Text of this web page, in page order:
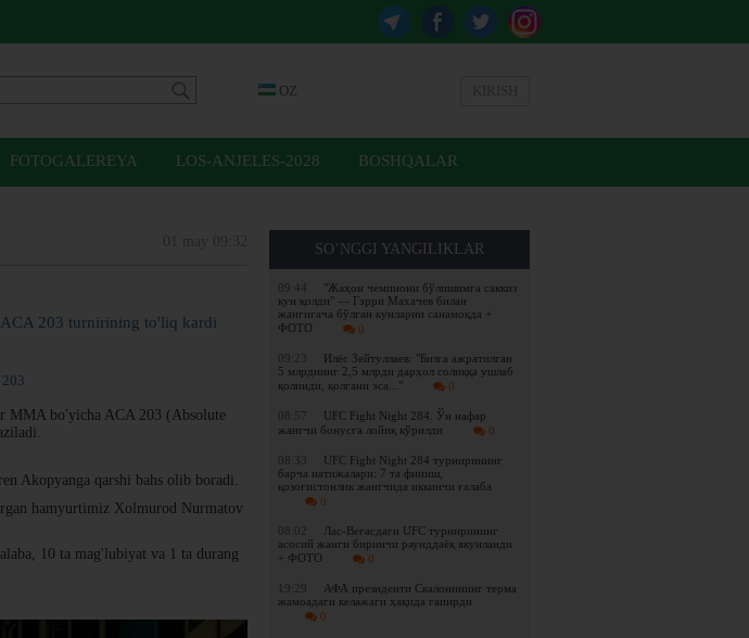
OZ
FOTOGALEREYA LOS-ANJELES-2028 BOSHQALAR
SO’NGGI YANGILIKLAR
09:44
"Жаҳон чемпиони бўлишимга саккиз
кун қолди" — Гэрри Махачев билан
жангигача бўлган кунларни санамоқда +
ФОТО
0
09:23
Илёс Зейтуллаев: "Бизга ажратилган
5 млрднинг 2,5 млрди дарҳол солиққа ушлаб
қолинди, қолгани эса..."
0
08:57
UFC Fight Night 284. Ўн нафар
жангчи бонусга лойиқ кўрилди
0
08:33
UFC Fight Night 284 турнирининг
барча натижалари: 7 та финиш,
қозоғистонлик жангчида иккинчи ғалаба
0
08:02
Лас-Вегасдаги UFC турнирининг
асосий жанги биринчи раунддаёқ якунланди
+ ФОТО
0
19:29
АФА президенти Скалонининг терма
жамоадаги келажаги ҳақида гапирди
0
203 turnirining to'liq kardi
MMA bo'yicha ACA 203 (Absolute
Akopyanga qarshi bahs olib boradi.
hamyurtimiz Xolmurod Nurmatov
10 ta mag'lubiyat va 1 ta durang